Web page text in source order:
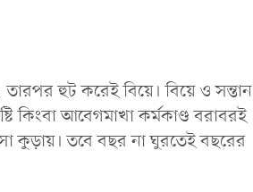
হুট করেই বিয়ে। বিয়ে ও সন্তান
কিংবা আবেগমাখা কর্মকাণ্ড বরাবরই
কুড়ায়। তবে বছর না ঘুরতেই বছরের